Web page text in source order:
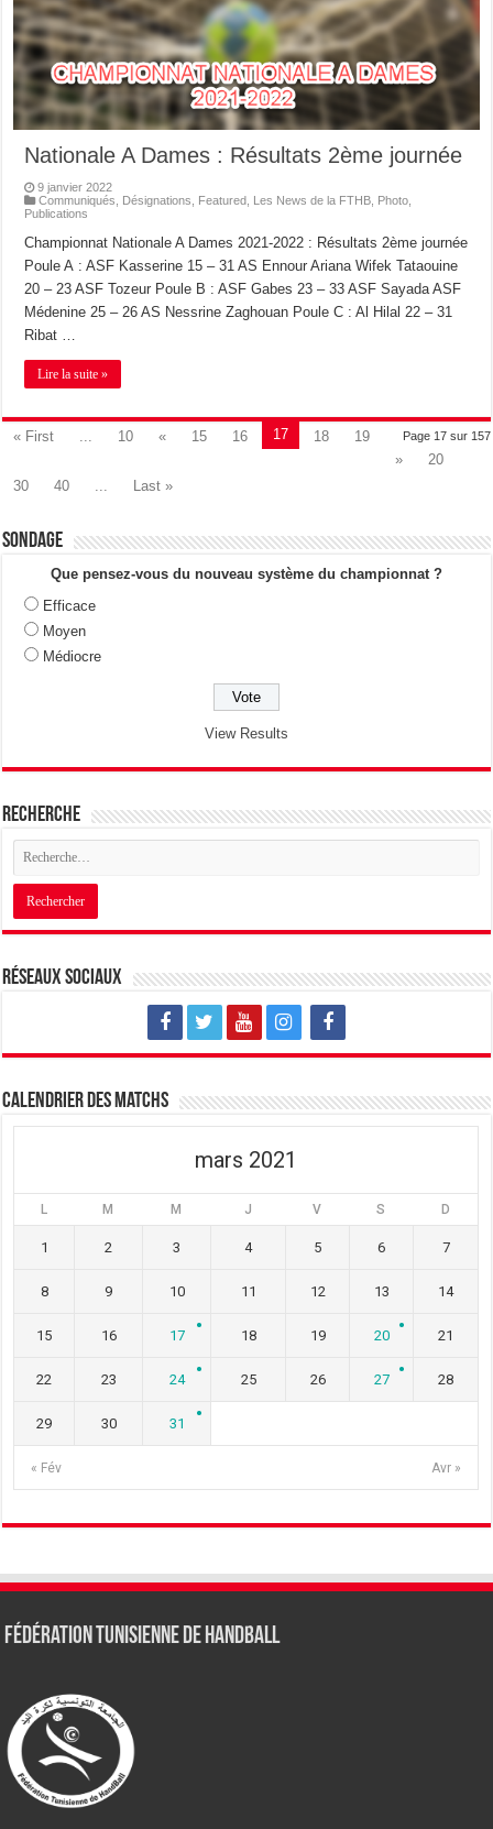
Nationale A Dames : Résultats 2ème journée
9 janvier 2022
Communiqués
Désignations Featured Les News de la FTHB Photo
Publications
Championnat Nationale A Dames 2021-2022 : Résultats 2ème journée
Poule A : ASF Kasserine 15 – 31 AS Ennour Ariana Wifek Tataouine
20 – 23 ASF Tozeur Poule B : ASF Gabes 23 – 33 ASF Sayada ASF
Médenine 25 – 26 AS Nessrine Zaghouan Poule C : Al Hilal 22 – 31
Ribat …
Lire la suite »
Page 17 sur 157
« First 10 « 15 16 17 18
19
»
20
30
40 Last »
Sondage
Que pensez-vous du nouveau système du championnat ?
Efficace
Moyen
Médiocre
View Results
Recherche
Réseaux sociaux
Calendrier des matchs
mars 2021
L M M J V S D
« Fév Avr »
1 2 3 4 5 6 7
8 9 10 11 12 13 14
15 16 17 18 19 20 21
22 23 24 25 26 27 28
29 30 31
Fédération tunisienne de Handball